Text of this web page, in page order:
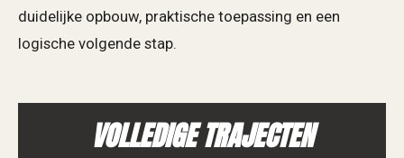
duidelijke opbouw, praktische toepassing en een
logische volgende stap.
VOLLEDIGE TRAJECTEN